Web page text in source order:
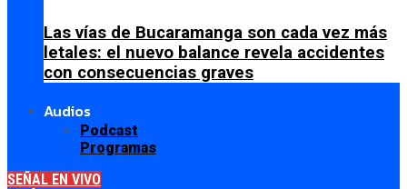
Las vías de Bucaramanga son cada vez más
letales: el nuevo balance revela accidentes
con consecuencias graves
Audios
Podcast
Programas
SEÑAL EN VIVO